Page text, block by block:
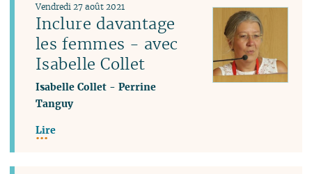
Inclure davantage
les femmes - avec
Isabelle Collet
Vendredi 27 août 2021
Isabelle Collet -Perrine
Tanguy
Lire